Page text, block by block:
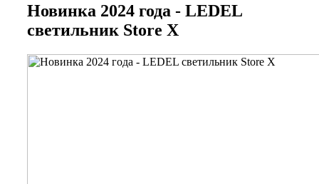
Новинка 2024 года - LEDEL
светильник Store X